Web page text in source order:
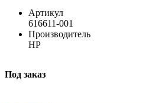
Артикул
616611-001
Производитель
HP
Под заказ